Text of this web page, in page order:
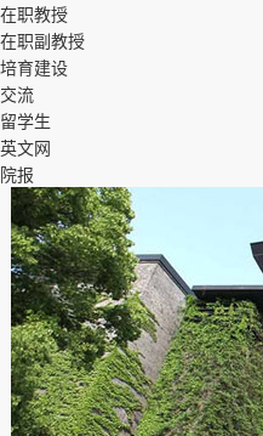
在职教授
在职副教授
培育建设
交流
留学生
英文网
院报